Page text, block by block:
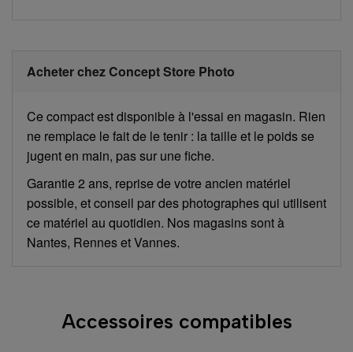
Acheter chez Concept Store Photo
Ce compact est disponible à l'essai en magasin. Rien
ne remplace le fait de le tenir : la taille et le poids se
jugent en main, pas sur une fiche.
Garantie 2 ans, reprise de votre ancien matériel
possible, et conseil par des photographes qui utilisent
ce matériel au quotidien. Nos magasins sont à
Nantes, Rennes et Vannes.
Accessoires compatibles